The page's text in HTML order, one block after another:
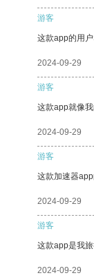
游客
这款app的用
2024-09-29
游客
这款app就像
2024-09-29
游客
这款加速器
2024-09-29
游客
这款app是我
2024-09-29